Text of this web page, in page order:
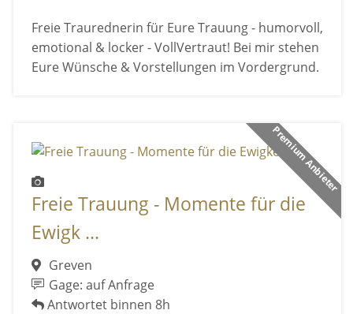
Freie Traurednerin für Eure Trauung - humorvoll,
emotional & locker - VollVertraut! Bei mir stehen
Eure Wünsche & Vorstellungen im Vordergrund.
Premium Anbieter
Freie Trauung - Momente für die
Ewigk ...
Greven
Gage: auf Anfrage
Antwortet binnen 8h